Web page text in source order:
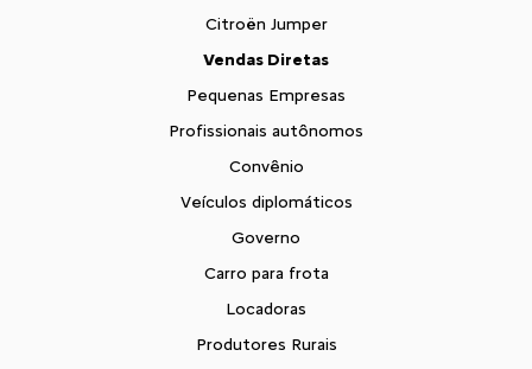
Citroën Jumper
Vendas Diretas
Pequenas Empresas
Profissionais autônomos
Convênio
Veículos diplomáticos
Governo
Carro para frota
Locadoras
Produtores Rurais